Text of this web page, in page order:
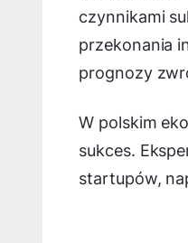
czynnikami
przekonania
prognozy
W polskim
sukces.
startupów,